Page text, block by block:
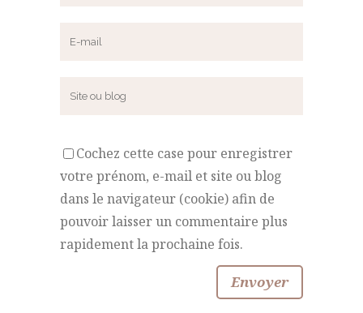
Cochez cette case pour enregistrer
votre prénom, e-mail et site ou blog
dans le navigateur (cookie) afin de
pouvoir laisser un commentaire plus
rapidement la prochaine fois.